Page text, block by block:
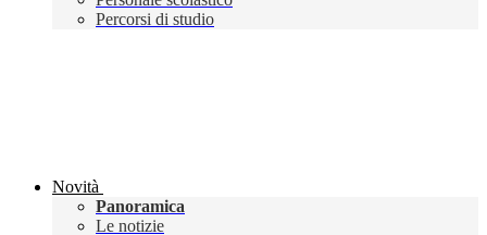
Percorsi di studio
Novità
Panoramica
Le notizie